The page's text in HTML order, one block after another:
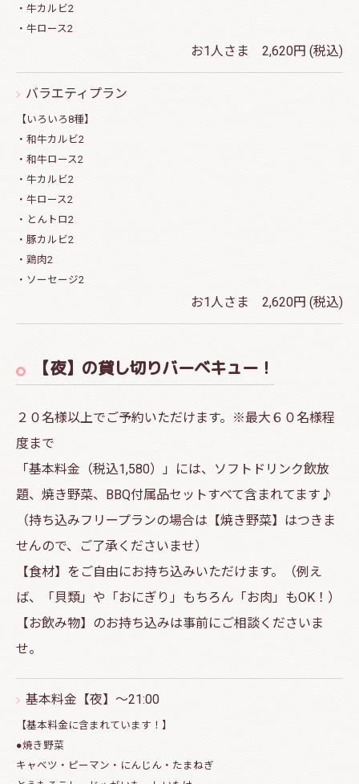
・牛カルビ2
・牛ロース2
お1人さま 2,620円 (税込)
バラエティプラン
【いろいろ8種】
・和牛カルビ2
・和牛ロース2
・牛カルビ2
・牛ロース2
・とんトロ2
・豚カルビ2
・鶏肉2
・ソーセージ2
お1人さま 2,620円 (税込)
【夜】の貸し切りバーベキュー！
２０名様以上でご予約いただけます。※最大６０名様程
度まで
「基本料金（税込1,580）」には、ソフトドリンク飲放
題、焼き野菜、BBQ付属品セットすべて含まれてます♪
（持ち込みフリープランの場合は【焼き野菜】はつきま
せんので、ご了承くださいませ）
【食材】をご自由にお持ち込みいただけます。（例え
ば、「貝類」や「おにぎり」もちろん「お肉」もOK！）
【お飲み物】のお持ち込みは事前にご相談くださいま
せ。
基本料金【夜】～21:00
【基本料金に含まれています！】
●焼き野菜
キャベツ・ピーマン・にんじん・たまねぎ